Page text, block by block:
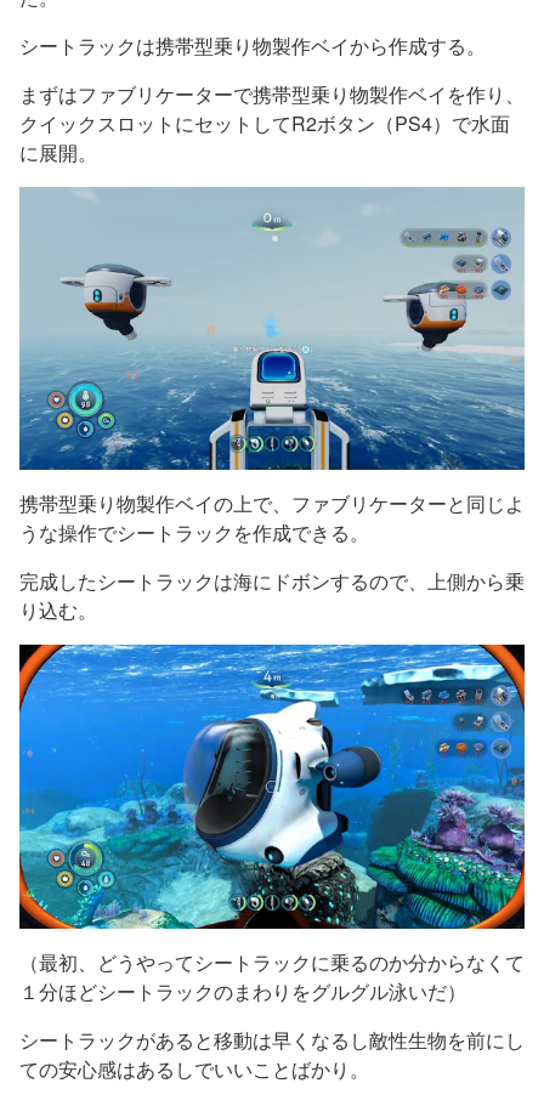
シートラックは携帯型乗り物製作ベイから作成する。
まずはファブリケーターで携帯型乗り物製作ベイを作り、
クイックスロットにセットしてR2ボタン（PS4）で水面
に展開。
携帯型乗り物製作ベイの上で、ファブリケーターと同じよ
うな操作でシートラックを作成できる。
完成したシートラックは海にドボンするので、上側から乗
り込む。
（最初、どうやってシートラックに乗るのか分からなくて
１分ほどシートラックのまわりをグルグル泳いだ）
シートラックがあると移動は早くなるし敵性生物を前にし
ての安心感はあるしでいいことばかり。